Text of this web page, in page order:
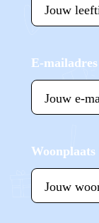
E-mailadres
Woonplaats